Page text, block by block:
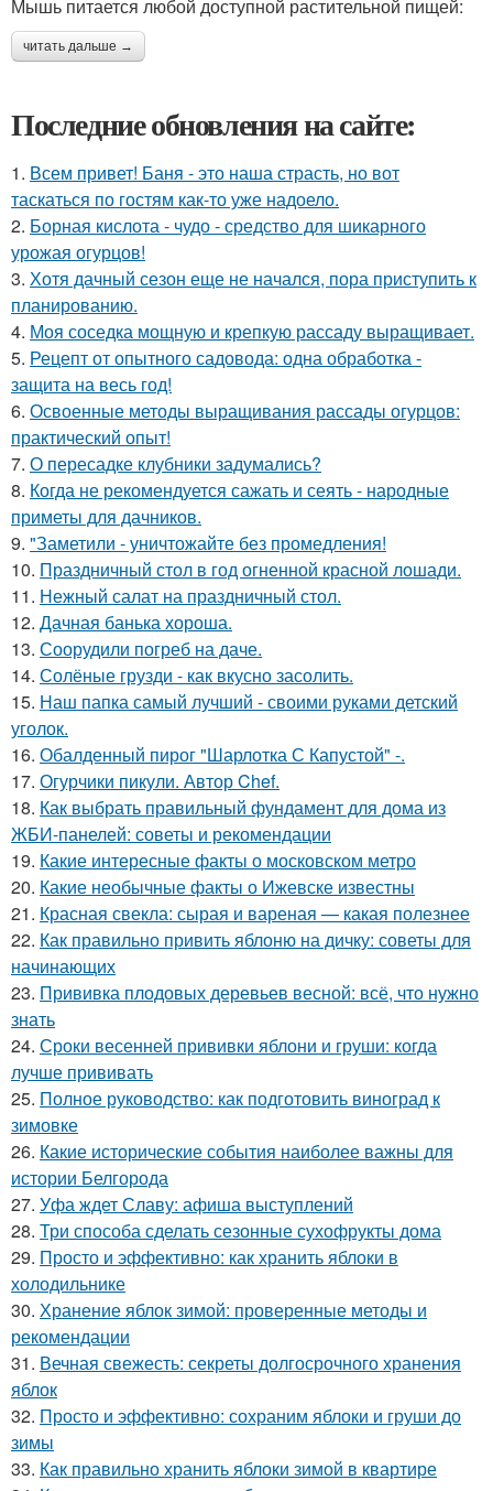
Мышь питается любой доступной растительной пищей:
читать дальше →
Последние обновления на сайте:
1. Всем привет! Баня - это наша страсть, но вот
таскаться по гостям как-то уже надоело.
2. Борная кислота - чудо - средство для шикарного
урожая огурцов!
3. Хотя дачный сезон еще не начался, пора приступить к
планированию.
4. Моя соседка мощную и крепкую рассаду выращивает.
5. Рецепт от опытного садовода: одна обработка -
защита на весь год!
6. Освоенные методы выращивания рассады огурцов:
практический опыт!
7. О пересадке клубники задумались?
8. Когда не рекомендуется сажать и сеять - народные
приметы для дачников.
9. "Заметили - уничтожайте без промедления!
10. Праздничный стол в год огненной красной лошади.
11. Нежный салат на праздничный стол.
12. Дачная банька хороша.
13. Соорудили погреб на даче.
14. Солёные грузди - как вкусно засолить.
15. Наш папка самый лучший - своими руками детский
уголок.
16. Обалденный пирог "Шарлотка С Капустой" -.
17. Огурчики пикули. Автор Chef.
18. Как выбрать правильный фундамент для дома из
ЖБИ-панелей: советы и рекомендации
19. Какие интересные факты о московском метро
20. Какие необычные факты о Ижевске известны
21. Красная свекла: сырая и вареная — какая полезнее
22. Как правильно привить яблоню на дичку: советы для
начинающих
23. Прививка плодовых деревьев весной: всё, что нужно
знать
24. Сроки весенней прививки яблони и груши: когда
лучше прививать
25. Полное руководство: как подготовить виноград к
зимовке
26. Какие исторические события наиболее важны для
истории Белгорода
27. Уфа ждет Славу: афиша выступлений
28. Три способа сделать сезонные сухофрукты дома
29. Просто и эффективно: как хранить яблоки в
холодильнике
30. Хранение яблок зимой: проверенные методы и
рекомендации
31. Вечная свежесть: секреты долгосрочного хранения
яблок
32. Просто и эффективно: сохраним яблоки и груши до
зимы
33. Как правильно хранить яблоки зимой в квартире